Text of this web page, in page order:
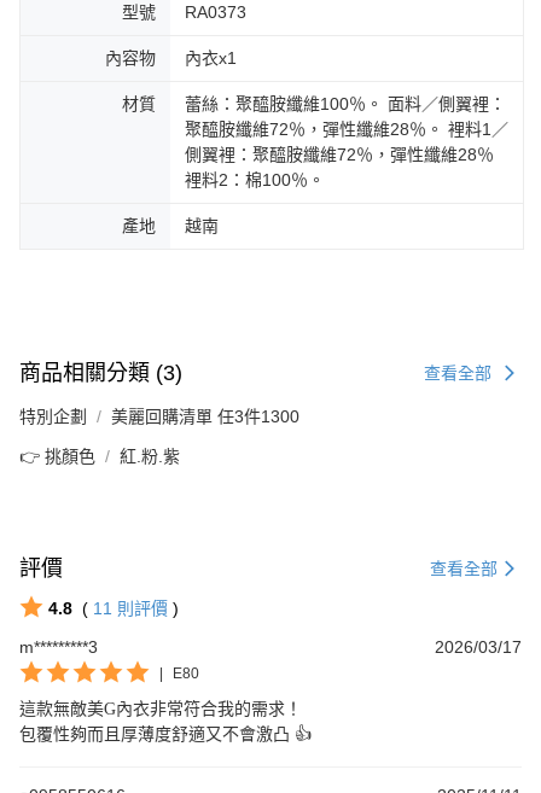
型號 RA0373
內容物 內衣x1
材質
蕾絲：聚醯胺纖維100％。 面料／側翼裡：
聚醯胺纖維72％，彈性纖維28％。 裡料1／
側翼裡：聚醯胺纖維72％，彈性纖維28％
裡料2：棉100％。
產地 越南
商品相關分類 (3) 查看全部
特別企劃 美麗回購清單 任3件1300
👉 挑顏色 紅.粉.紫
評價 查看全部
4.8 ( 11 則評價 )
m*********3
2026/03/17
| E80
這款無敵美G內衣非常符合我的需求！
包覆性夠而且厚薄度舒適又不會激凸 👍